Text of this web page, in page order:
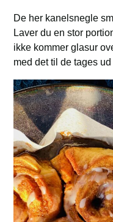
De her kanelsnegle
Laver du en stor
ikke kommer glasur
med det til de tages